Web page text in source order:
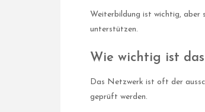
Weiterbildung ist wichtig, aber
unterstützen.
Wie wichtig ist
Das Netzwerk ist oft der
geprüft werden.